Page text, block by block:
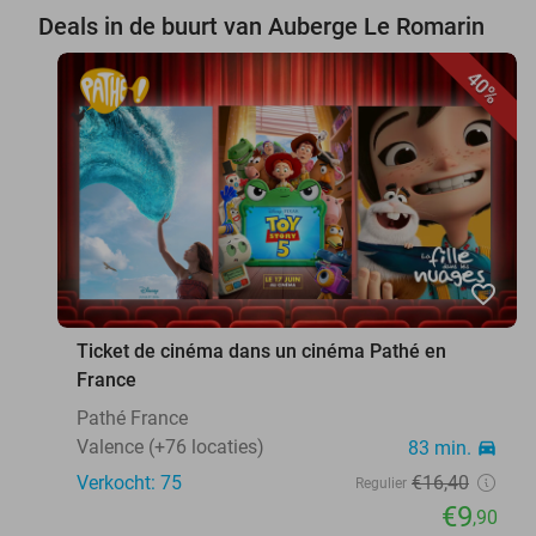
Deals in de buurt van Auberge Le Romarin
40%
favorite_border
Ticket de cinéma dans un cinéma Pathé en
France
Pathé France
Valence (+76 locaties)
83 min. directions_car
Verkocht: 75 Regulier €16,40
€9,90